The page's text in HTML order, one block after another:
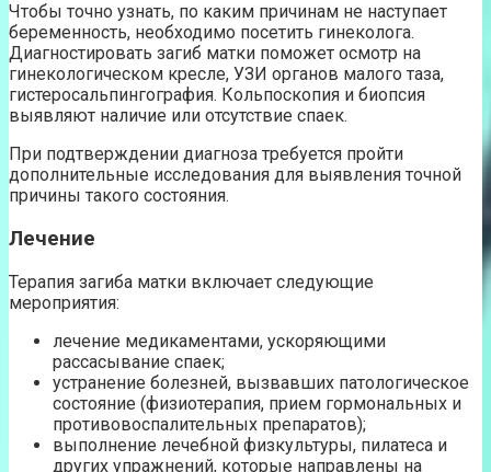
Чтобы точно узнать, по каким причинам не наступает
беременность, необходимо посетить гинеколога.
Диагностировать загиб матки поможет осмотр на
гинекологическом кресле, УЗИ органов малого таза,
гистеросальпингография. Кольпоскопия и биопсия
выявляют наличие или отсутствие спаек.
При подтверждении диагноза требуется пройти
дополнительные исследования для выявления точной
причины такого состояния.
Лечение
Терапия загиба матки включает следующие
мероприятия:
лечение медикаментами, ускоряющими
рассасывание спаек;
устранение болезней, вызвавших патологическое
состояние (физиотерапия, прием гормональных и
противовоспалительных препаратов);
выполнение лечебной физкультуры, пилатеса и
других упражнений, которые направлены на